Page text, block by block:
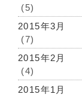
(5)
2015年3月
(7)
2015年2月
(4)
2015年1月